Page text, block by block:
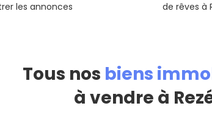
les annonces
de rêves à
Tous nos biens
à vendre à